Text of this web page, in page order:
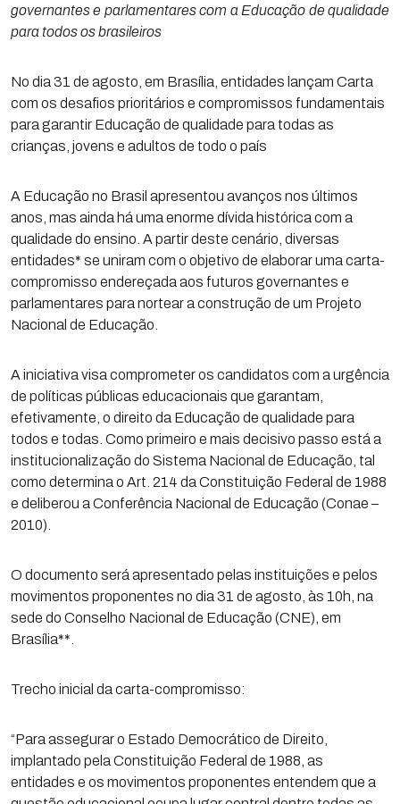
governantes e parlamentares com a Educação de qualidade
para todos os brasileiros
No dia 31 de agosto, em Brasília, entidades lançam Carta
com os desafios prioritários e compromissos fundamentais
para garantir Educação de qualidade para todas as
crianças, jovens e adultos de todo o país
A Educação no Brasil apresentou avanços nos últimos
anos, mas ainda há uma enorme dívida histórica com a
qualidade do ensino. A partir deste cenário, diversas
entidades* se uniram com o objetivo de elaborar uma carta-
compromisso endereçada aos futuros governantes e
parlamentares para nortear a construção de um Projeto
Nacional de Educação.
A iniciativa visa comprometer os candidatos com a urgência
de políticas públicas educacionais que garantam,
efetivamente, o direito da Educação de qualidade para
todos e todas. Como primeiro e mais decisivo passo está a
institucionalização do Sistema Nacional de Educação, tal
como determina o Art. 214 da Constituição Federal de 1988
e deliberou a Conferência Nacional de Educação (Conae –
2010).
O documento será apresentado pelas instituições e pelos
movimentos proponentes no dia 31 de agosto, às 10h, na
sede do Conselho Nacional de Educação (CNE), em
Brasília**.
Trecho inicial da carta-compromisso:
“Para assegurar o Estado Democrático de Direito,
implantado pela Constituição Federal de 1988, as
entidades e os movimentos proponentes entendem que a